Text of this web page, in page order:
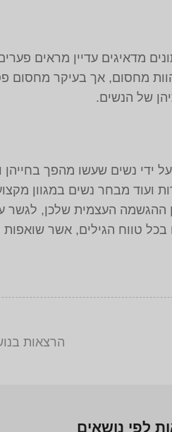
מדאיגים עדיין מראים
מחסום, אך בעיקר מחסום
של הנשים.
ידי נשים שעשו מהפך בחייהן
ועוד מבחר נשים במגוון
ההגשמה העצמית שלכן,
בכל טווח הגילים, אשר
הרצאות
לפי נושאים